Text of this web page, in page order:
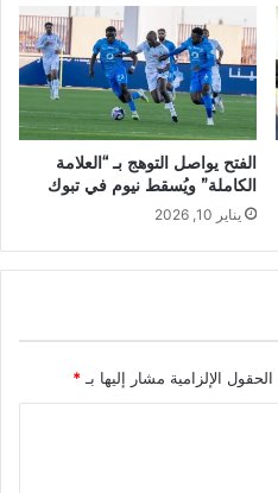
الفتح يواصل التوهج بـ “العلامة
الكاملة” ويُسقط نيوم في تبوك
يناير 10, 2026
الحقول الإلزامية مشار إليها بـ *